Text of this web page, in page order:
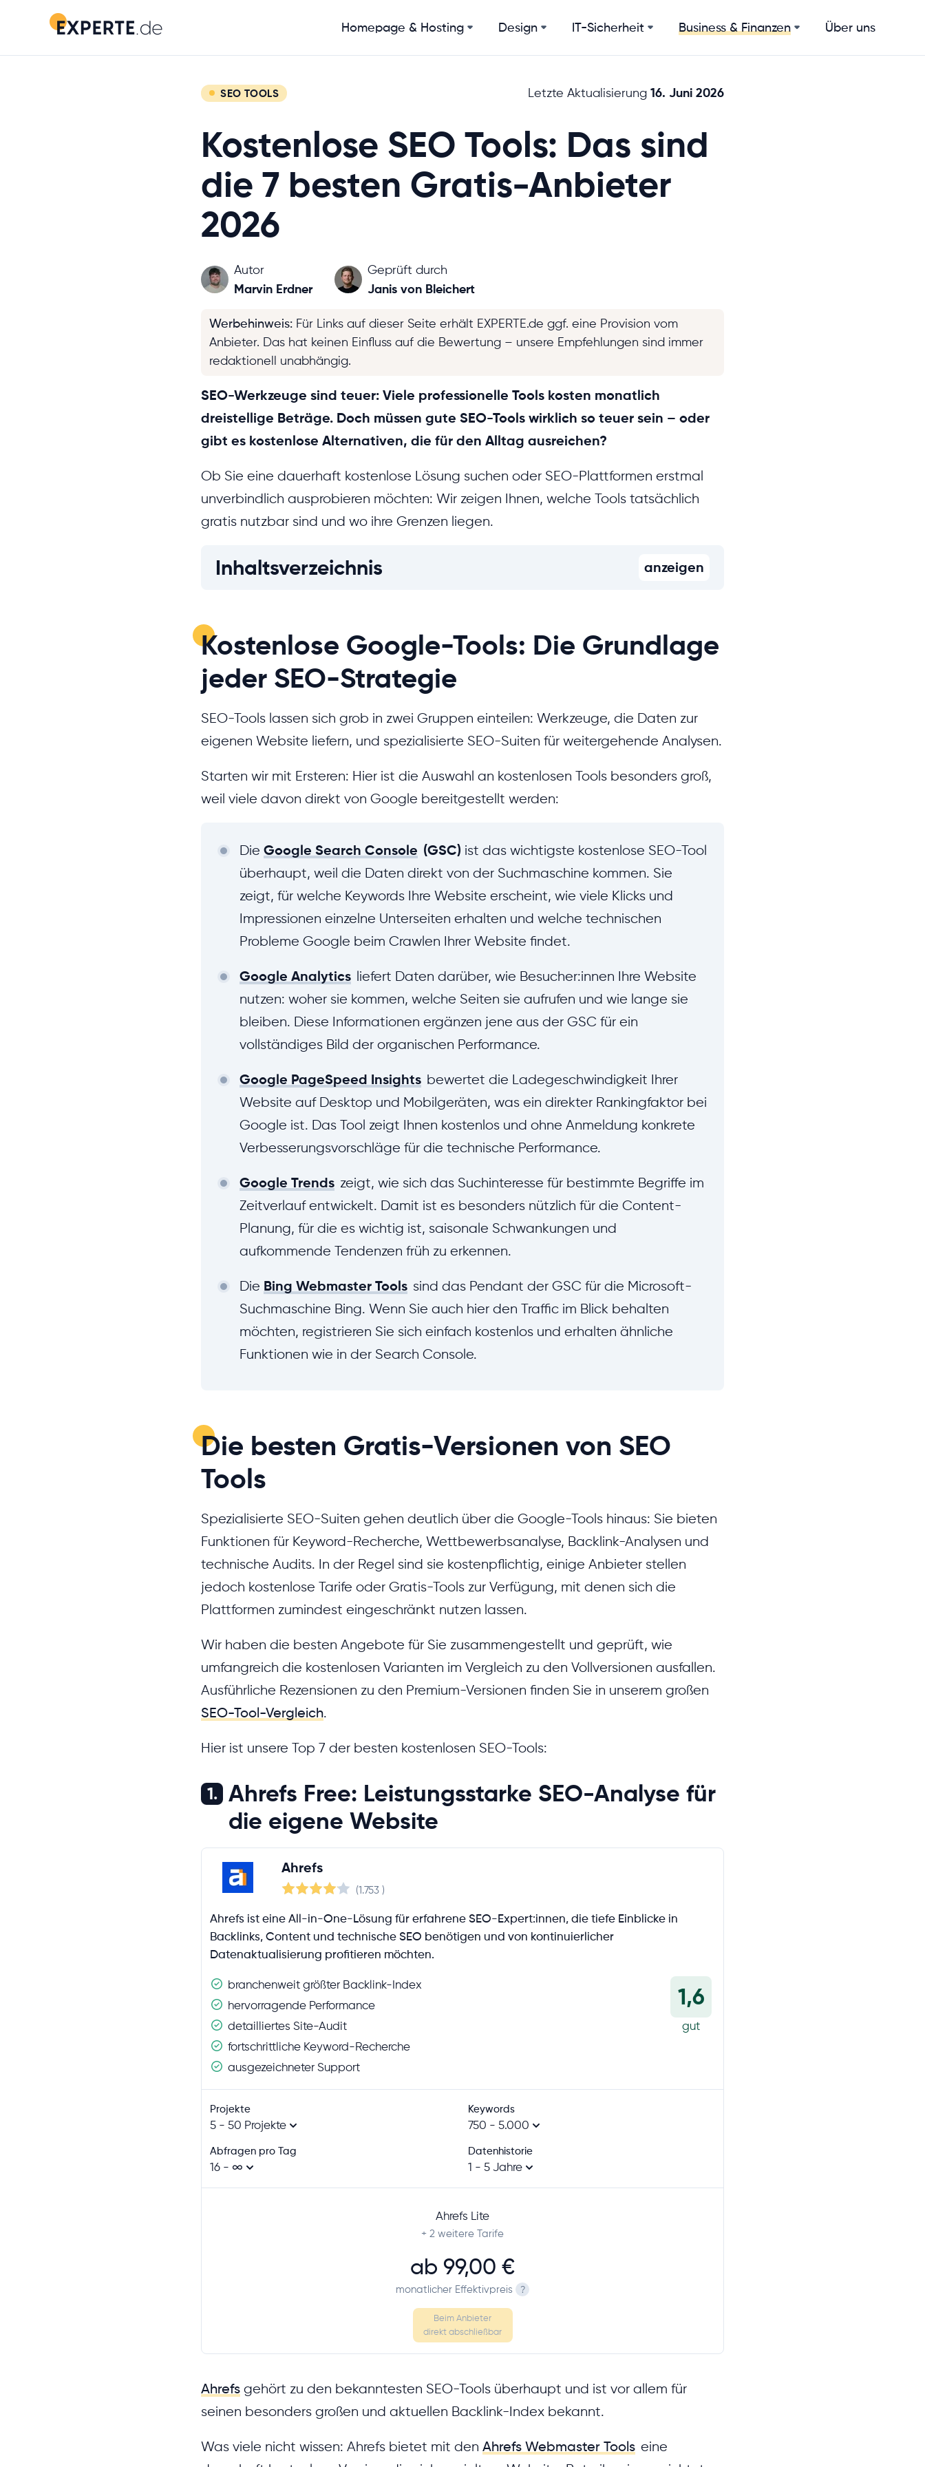
Homepage & Hosting Design IT-Sicherheit Business & Finanzen Über uns
SEO TOOLS Letzte Aktualisierung 16. Juni 2026
Kostenlose SEO Tools: Das sind
die 7 besten Gratis-Anbieter
2026
Autor
Marvin Erdner
Geprüft durch
Janis von Bleichert
Werbehinweis: Für Links auf dieser Seite erhält EXPERTE.de ggf. eine Provision vom
Anbieter. Das hat keinen Einfluss auf die Bewertung – unsere Empfehlungen sind immer
redaktionell unabhängig.
SEO-Werkzeuge sind teuer: Viele professionelle Tools kosten monatlich
dreistellige Beträge. Doch müssen gute SEO-Tools wirklich so teuer sein – oder
gibt es kostenlose Alternativen, die für den Alltag ausreichen?
Ob Sie eine dauerhaft kostenlose Lösung suchen oder SEO-Plattformen erstmal
unverbindlich ausprobieren möchten: Wir zeigen Ihnen, welche Tools tatsächlich
gratis nutzbar sind und wo ihre Grenzen liegen.
Inhaltsverzeichnis anzeigen
Kostenlose Google-Tools: Die Grundlage
jeder SEO-Strategie
SEO-Tools lassen sich grob in zwei Gruppen einteilen: Werkzeuge, die Daten zur
eigenen Website liefern, und spezialisierte SEO-Suiten für weitergehende Analysen.
Starten wir mit Ersteren: Hier ist die Auswahl an kostenlosen Tools besonders groß,
weil viele davon direkt von Google bereitgestellt werden:
Die Google Search Console (GSC) ist das wichtigste kostenlose SEO-Tool
überhaupt, weil die Daten direkt von der Suchmaschine kommen. Sie
zeigt, für welche Keywords Ihre Website erscheint, wie viele Klicks und
Impressionen einzelne Unterseiten erhalten und welche technischen
Probleme Google beim Crawlen Ihrer Website findet.
Google Analytics liefert Daten darüber, wie Besucher:innen Ihre Website
nutzen: woher sie kommen, welche Seiten sie aufrufen und wie lange sie
bleiben. Diese Informationen ergänzen jene aus der GSC für ein
vollständiges Bild der organischen Performance.
Google PageSpeed Insights bewertet die Ladegeschwindigkeit Ihrer
Website auf Desktop und Mobilgeräten, was ein direkter Rankingfaktor bei
Google ist. Das Tool zeigt Ihnen kostenlos und ohne Anmeldung konkrete
Verbesserungsvorschläge für die technische Performance.
Google Trends zeigt, wie sich das Suchinteresse für bestimmte Begriffe im
Zeitverlauf entwickelt. Damit ist es besonders nützlich für die Content-
Planung, für die es wichtig ist, saisonale Schwankungen und
aufkommende Tendenzen früh zu erkennen.
Die Bing Webmaster Tools sind das Pendant der GSC für die Microsoft-
Suchmaschine Bing. Wenn Sie auch hier den Traffic im Blick behalten
möchten, registrieren Sie sich einfach kostenlos und erhalten ähnliche
Funktionen wie in der Search Console.
Die besten Gratis-Versionen von SEO
Tools
Spezialisierte SEO-Suiten gehen deutlich über die Google-Tools hinaus: Sie bieten
Funktionen für Keyword-Recherche, Wettbewerbsanalyse, Backlink-Analysen und
technische Audits. In der Regel sind sie kostenpflichtig, einige Anbieter stellen
jedoch kostenlose Tarife oder Gratis-Tools zur Verfügung, mit denen sich die
Plattformen zumindest eingeschränkt nutzen lassen.
Wir haben die besten Angebote für Sie zusammengestellt und geprüft, wie
umfangreich die kostenlosen Varianten im Vergleich zu den Vollversionen ausfallen.
Ausführliche Rezensionen zu den Premium-Versionen finden Sie in unserem großen
SEO-Tool-Vergleich.
Hier ist unsere Top 7 der besten kostenlosen SEO-Tools:
1.
Ahrefs Free: Leistungsstarke SEO-Analyse für
die eigene Website
Ahrefs
(1.753 )
Ahrefs ist eine All-in-One-Lösung für erfahrene SEO-Expert:innen, die tiefe Einblicke in
Backlinks, Content und technische SEO benötigen und von kontinuierlicher
Datenaktualisierung profitieren möchten.
branchenweit größter Backlink-Index
hervorragende Performance
detailliertes Site-Audit
fortschrittliche Keyword-Recherche
ausgezeichneter Support
1,6
gut
Projekte
5 - 50 Projekte
Keywords
750 - 5.000
Abfragen pro Tag
16 - ∞
Datenhistorie
1 - 5 Jahre
Ahrefs Lite
+ 2 weitere Tarife
ab 99,00 €
monatlicher Effektivpreis ?
Beim Anbieter
direkt abschließbar
Ahrefs gehört zu den bekanntesten SEO-Tools überhaupt und ist vor allem für
seinen besonders großen und aktuellen Backlink-Index bekannt.
Was viele nicht wissen: Ahrefs bietet mit den Ahrefs Webmaster Tools eine